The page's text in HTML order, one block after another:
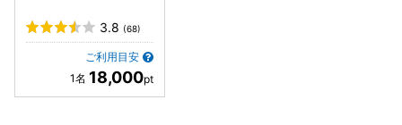
3.8 (68)
ご利用目安
18,000